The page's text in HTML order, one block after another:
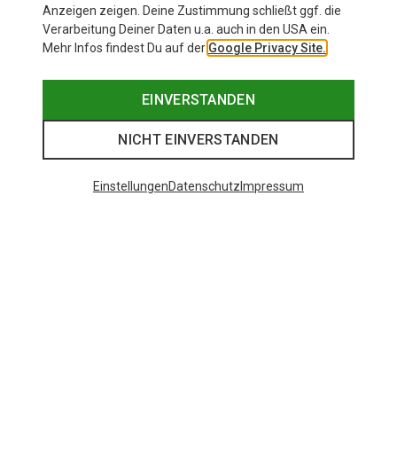
Anzeigen zeigen. Deine Zustimmung schließt ggf. die
Verarbeitung Deiner Daten u.a. auch in den USA ein.
Mehr Infos findest Du auf der Google Privacy Site.
EINVERSTANDEN
NICHT EINVERSTANDEN
EinstellungenDatenschutz Impressum